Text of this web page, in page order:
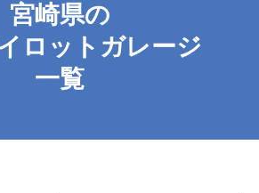
宮崎県の
ロットガレージ
一覧